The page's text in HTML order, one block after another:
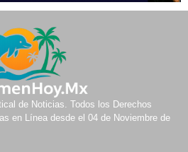
de Noticias. Todos los Derechos
en Línea desde el 04 de Noviembre de